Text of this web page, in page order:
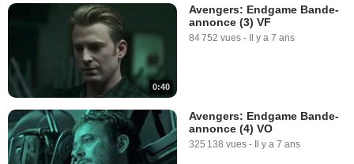
0:40
Avengers: Endgame Bande-
annonce (3) VF
84 752 vues - Il y a 7 ans
Avengers: Endgame Bande-
annonce (4) VO
325 138 vues - Il y a 7 ans